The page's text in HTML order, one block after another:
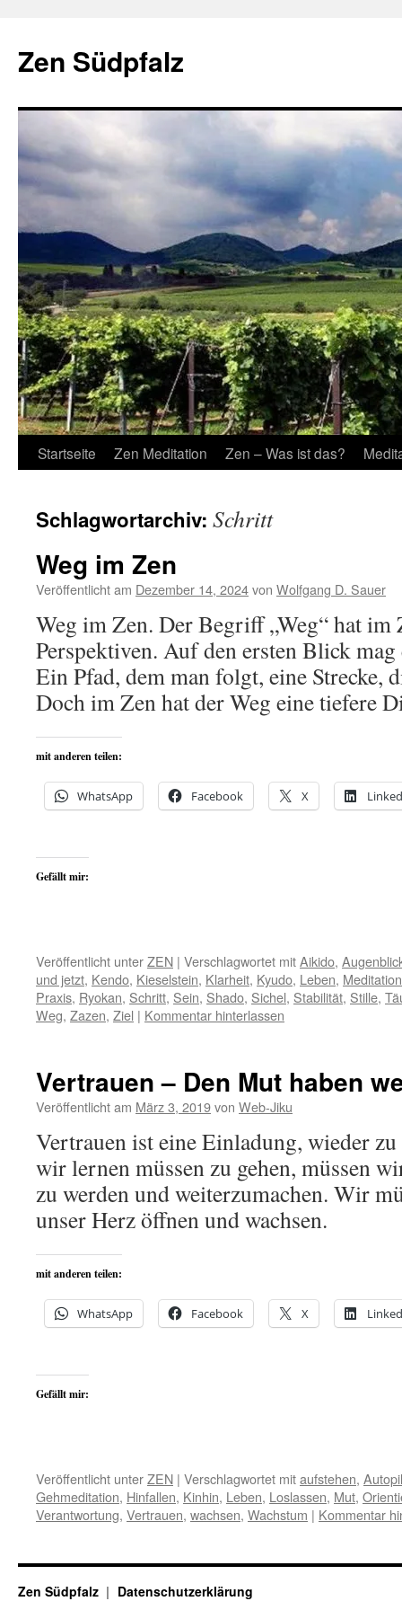
springen
Zen Südpfalz
Startseite Zen Meditation Zen – Was ist das?
Schlagwortarchiv: Schritt
Weg im Zen
Veröffentlicht am Dezember 14, 2024von Wolfgang D. Sauer
Weg im Zen. Der Begriff „Weg“ hat im
Perspektiven. Auf den ersten Blick
Ein Pfad, dem man folgt, eine Strecke,
Doch im Zen hat der Weg eine tiefere
mit anderen teilen:
WhatsApp Facebook X
Gefällt mir:
Veröffentlicht unterZEN | Verschlagwortet mitAikido,
und jetzt, Kendo, Kieselstein, Klarheit, Kyudo, Leben,
Praxis, Ryokan, Schritt, Sein, Shado, Sichel, Stabilität, Stille,
Weg, Zazen, Ziel | Kommentar hinterlassen
Vertrauen – Den Mut haben
Veröffentlicht am März 3, 2019von Web-Jiku
Vertrauen ist eine Einladung, wieder
wir lernen müssen zu gehen, müssen
zu werden und weiterzumachen. Wir
unser Herz öffnen und wachsen.
mit anderen teilen:
WhatsApp Facebook X
Gefällt mir:
Veröffentlicht unterZEN | Verschlagwortet mitaufstehen,
Gehmeditation, Hinfallen, Kinhin, Leben, Loslassen, Mut,
Verantwortung, Vertrauen, wachsen, Wachstum | Kommentar
Zen Südpfalz Datenschutzerklärung